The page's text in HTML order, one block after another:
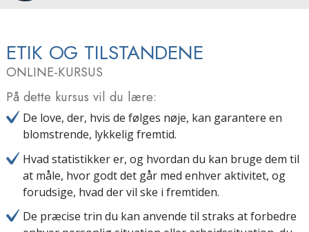
ETIK OG TILSTANDENE
ONLINE-KURSUS
På dette kursus vil du lære:
De love, der, hvis de følges nøje, kan garantere en
blomstrende, lykkelig fremtid.
Hvad statistikker er, og hvordan du kan bruge dem til
at måle, hvor godt det går med enhver aktivitet, og
forudsige, hvad der vil ske i fremtiden.
De præcise trin du kan anvende til straks at forbedre